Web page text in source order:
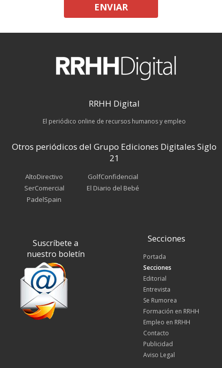
ENVIAR
RRHH Digital
El periódico online de recursos humanos y empleo
Otros periódicos del Grupo Ediciones Digitales Siglo
21
AltoDirectivo
SerComercial
PadelSpain
GolfConfidencial
El Diario del Bebé
Suscríbete a
nuestro boletín
Secciones
Portada
Secciones
Editorial
Entrevista
Se Rumorea
Formación en RRHH
Empleo en RRHH
Contacto
Publicidad
Aviso Legal